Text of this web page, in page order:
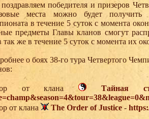
победителя и призеров
места можно будет получить
в течение 5 суток с момента
предметы Главы кланов смогут
так же в течение 5 суток с момента их
о боях 38-го тура Четвертого
от клана
Тайная
от клана
The Order of Justice -